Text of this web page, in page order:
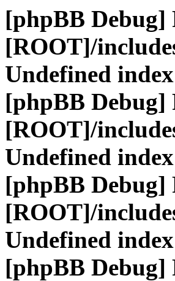
[phpBB Debug]
[ROOT]/
Undefined
[phpBB Debug]
[ROOT]/
Undefined
[phpBB Debug]
[ROOT]/
Undefined
[phpBB Debug]